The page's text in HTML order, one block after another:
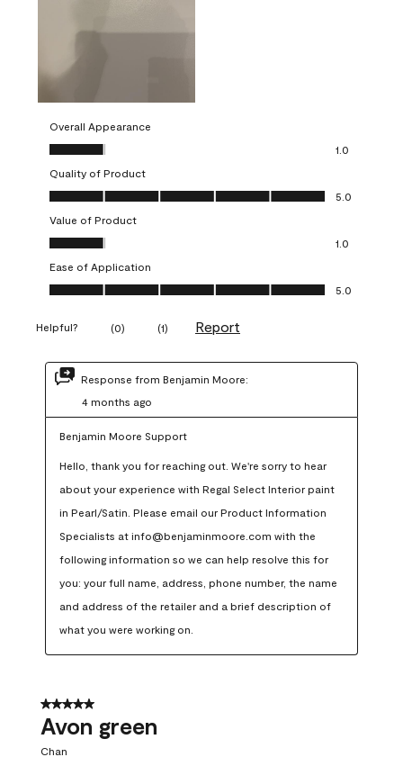
Overall Appearance
Overall Appearance, 1.0 out of 5
1.0
Quality of Product
Quality of Product, 5.0 out of 5
5.0
Value of Product
Value of Product, 1.0 out of 5
1.0
Ease of Application
Ease of Application, 5.0 out of 5
5.0
Helpful? (0) (1) Report
Response from Benjamin Moore:
4 months ago
Benjamin Moore Support
Hello, thank you for reaching out. We're sorry to hear
about your experience with Regal Select Interior paint
in Pearl/Satin. Please email our Product Information
Specialists at info@benjaminmoore.com with the
following information so we can help resolve this for
you: your full name, address, phone number, the name
and address of the retailer and a brief description of
what you were working on.
5 out of 5 stars.
Avon green
Chan